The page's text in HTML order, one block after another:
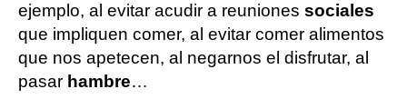
ejemplo, al evitar acudir a reuniones sociales
que impliquen comer, al evitar comer alimentos
que nos apetecen, al negarnos el disfrutar, al
pasar hambre…